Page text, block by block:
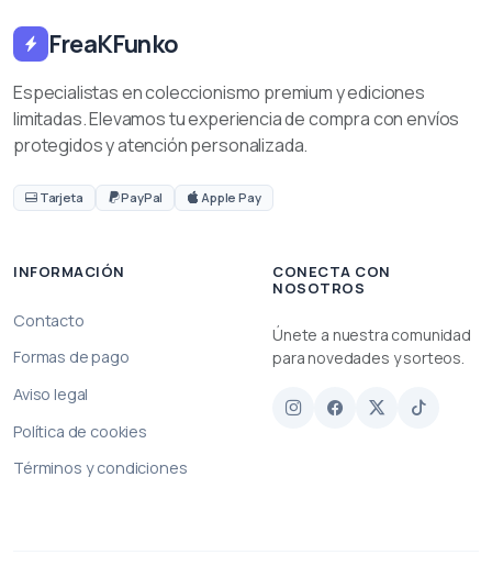
FreaKFunko
Especialistas en coleccionismo premium y ediciones
limitadas. Elevamos tu experiencia de compra con envíos
protegidos y atención personalizada.
Tarjeta PayPal Apple Pay
INFORMACIÓN
Contacto
Formas de pago
Aviso legal
Política de cookies
Términos y condiciones
CONECTA CON
NOSOTROS
Únete a nuestra comunidad
para novedades y sorteos.